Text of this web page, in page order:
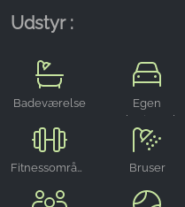
Udstyr :
Badeværelse
Egen
Fitnessområde Bruser
Provider:
Indsamling af
Cookie duration:
24 timer - 2 år